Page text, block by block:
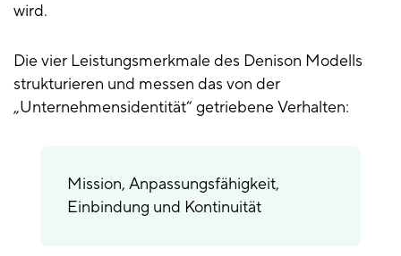
wird.
Die vier Leistungsmerkmale des Denison Modells
strukturieren und messen das von der
„Unternehmensidentität“ getriebene Verhalten:
Mission, Anpassungsfähigkeit,
Einbindung und Kontinuität